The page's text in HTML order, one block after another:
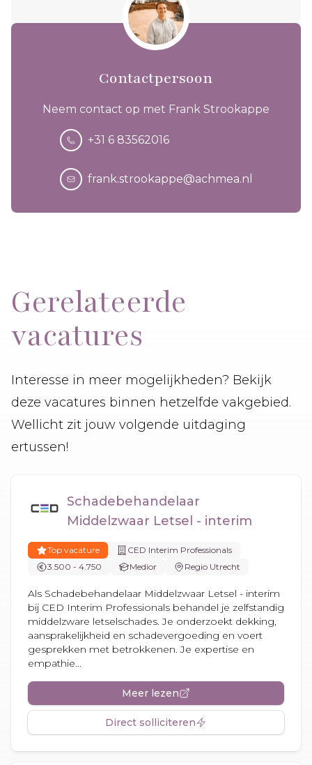
Contactpersoon
Neem contact op met Frank Strookappe
+31 6 83562016
frank.strookappe@achmea.nl
Gerelateerde
vacatures
Interesse in meer mogelijkheden? Bekijk
deze vacatures binnen hetzelfde vakgebied.
Wellicht zit jouw volgende uitdaging
ertussen!
Schadebehandelaar
Middelzwaar Letsel - interim
Top vacature
CED Interim Professionals
3.500 - 4.750
Medior Regio Utrecht
Als Schadebehandelaar Middelzwaar Letsel - interim
bij CED Interim Professionals behandel je zelfstandig
middelzware letselschades. Je onderzoekt dekking,
aansprakelijkheid en schadevergoeding en voert
gesprekken met betrokkenen. Je expertise en
empathie...
Meer lezen
Direct solliciteren